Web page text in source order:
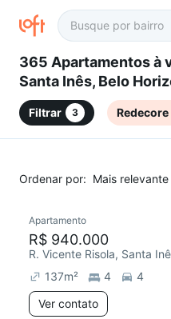
365 Apartamentos à venda em
Santa Inês, Belo
Filtrar 3 Redecore
Ordenar por: Mais relevante
Redecorar
Apartamento
R$ 940.000
R. Vicente Risola, Santa
137m² 4
4
Ver contato